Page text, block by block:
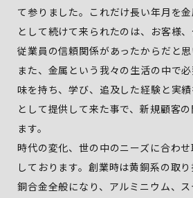
て参りました。これだけ長い年月を
として続けて来られたのは、お客様
従業員の信頼関係があったからだと思
また、金属という我々の生活の中で
味を持ち、学び、追及した経験と実
として提供して来た事で、新規顧客
ます。
時代の変化、世の中のニーズに合わ
しております。創業時は黄銅系の取り
銅合金全般になり、アルミニウム、